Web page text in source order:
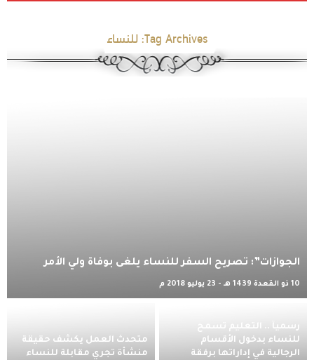
Tag Archives: للنساء
الجوازات”: تصريح السفر للنساء يلغى بوفاة ولي الأمر
10 ذو القعدة 1439 هـ - 23 يوليو 2018 م
رسمياً .. التعليم تسمح
للنساء بدخول الأقسام
الرجالية في إداراتها برفقة
متحدث العمل يكشف حقيقة
منشأة تجري مقابلة للنساء